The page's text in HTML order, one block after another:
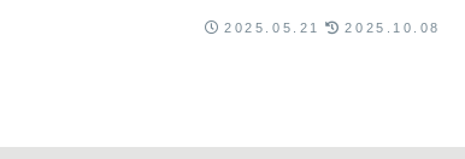
2025.05.21 2025.10.08